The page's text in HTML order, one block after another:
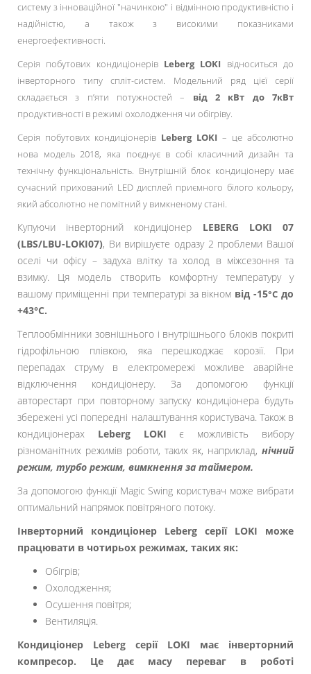
систему з інноваційної "начинкою" і відмінною продуктивністю і
надійністю, а також з високими показниками
енергоефективності.
Серія побутових кондиціонерів Leberg LOKI відноситься до
інверторного типу спліт-систем. Модельний ряд цієї серії
складається з п’яти потужностей – від 2 кВт до 7кВт
продуктивності в режимі охолодження чи обігріву.
Серія побутових кондиціонерів Leberg LOKI – це абсолютно
нова модель 2018, яка поєднує в собі класичний дизайн та
технічну функціональність. Внутрішній блок кондиціонеру має
сучасний прихований LED дисплей приємного білого кольору,
який абсолютно не помітний у вимкненому стані.
Купуючи інверторний кондиціонер LEBERG LOKI 07
(LBS/LBU-LOKI07), Ви вирішуєте одразу 2 проблеми Вашої
оселі чи офісу – задуха влітку та холод в міжсезоння та
взимку. Ця модель створить комфортну температуру у
вашому приміщенні при температурі за вікном від -15°С до
+43°С.
Теплообмінники зовнішнього і внутрішнього блоків покриті
гідрофільною плівкою, яка перешкоджає корозії. При
перепадах струму в електромережі можливе аварійне
відключення кондиціонеру. За допомогою функції
авторестарт при повторному запуску кондиціонера будуть
збережені усі попередні налаштування користувача. Також в
кондиціонерах Leberg LOKI є можливість вибору
різноманітних режимів роботи, таких як, наприклад, нічний
режим, турбо режим, вимкнення за таймером.
За допомогою функції Magic Swing користувач може вибрати
оптимальний напрямок повітряного потоку.
Інверторний кондиціонер Leberg серії LOKI може
працювати в чотирьох режимах, таких як:
Обігрів;
Охолодження;
Осушення повітря;
Вентиляція.
Кондиціонер Leberg серії LOKI має інверторний
компресор. Це дає масу переваг в роботі